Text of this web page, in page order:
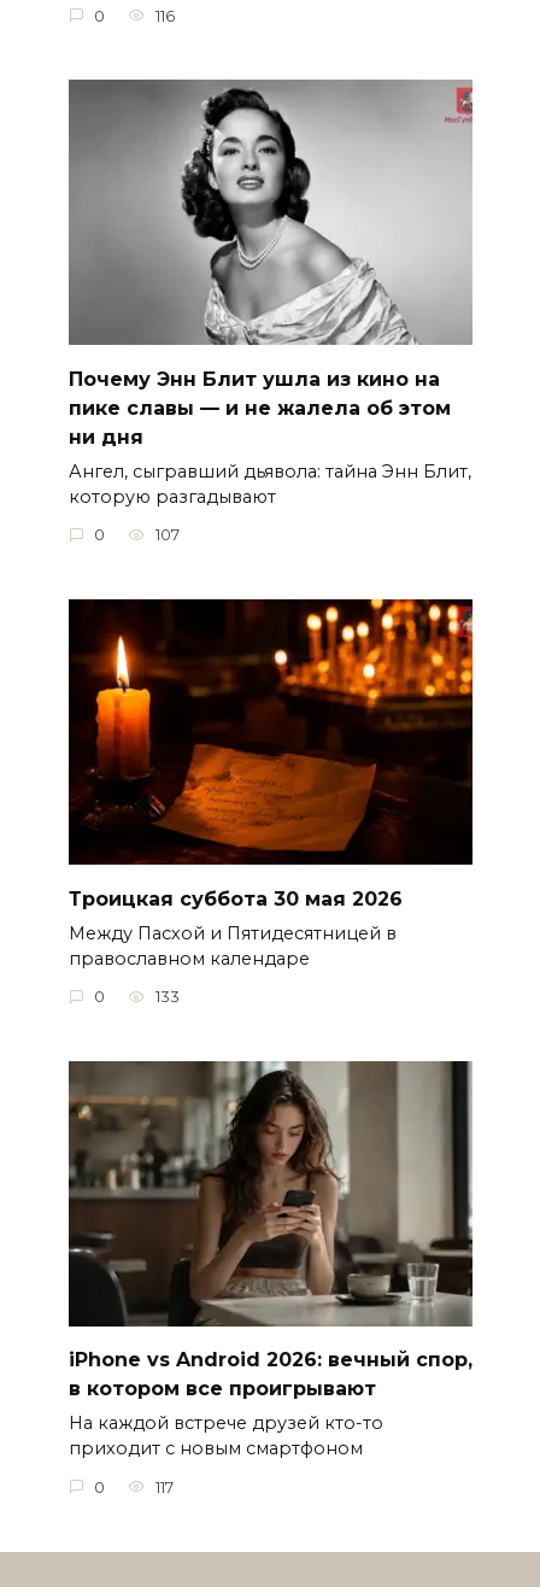
0 116
Почему Энн Блит ушла из кино на
пике славы — и не жалела об этом
ни дня
Ангел, сыгравший дьявола: тайна Энн Блит,
которую разгадывают
0 107
Троицкая суббота 30 мая 2026
Между Пасхой и Пятидесятницей в
православном календаре
0 133
iPhone vs Android 2026: вечный спор,
в котором все проигрывают
На каждой встрече друзей кто-то
приходит с новым смартфоном
0 117